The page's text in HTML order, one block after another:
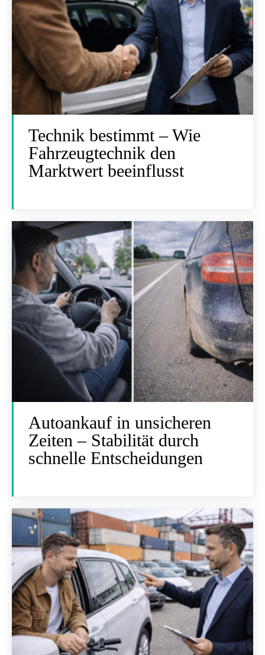
Technik bestimmt – Wie
Fahrzeugtechnik den
Marktwert beeinflusst
Autoankauf in unsicheren
Zeiten – Stabilität durch
schnelle Entscheidungen